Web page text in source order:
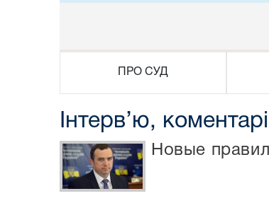
ПРО СУД
Інтерв’ю,
Новые